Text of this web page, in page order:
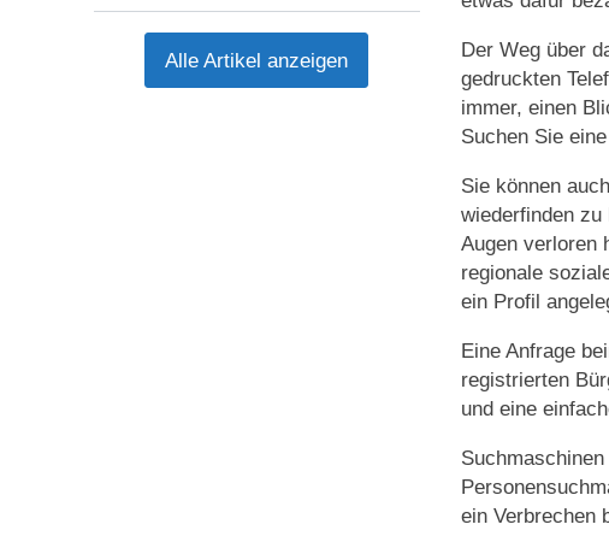
Alle Artikel anzeigen
Der Weg über
gedruckten
immer, einen
Suchen Sie
Sie können
wiederfinden
Augen verloren
regionale
ein Profil
Eine Anfrage
registrierten
und eine
ein Verbrechen